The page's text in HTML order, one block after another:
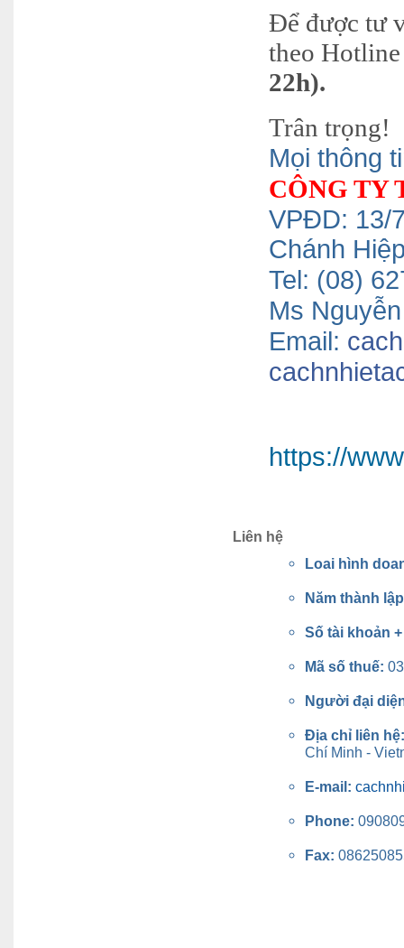
Để được tư
theo
22h).
Trân trọng!
Mọi thông
CÔNG TY
VPĐD: 13/
Chánh
Tel: (08)
Ms
Email:
https://
Liên hệ
Loai hình
Năm thành
Số tài khoản
Mã số thuế:
Người đại
Địa chỉ liên
Chí Minh -
E-mail:
Phone:
Fax: